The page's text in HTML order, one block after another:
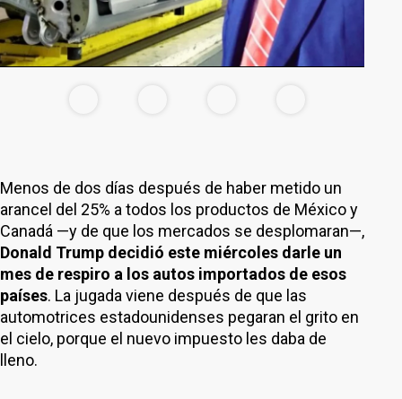
Menos de dos días después de haber metido un
arancel del 25% a todos los productos de México y
Canadá —y de que los mercados se desplomaran—,
Donald Trump decidió este miércoles darle un
mes de respiro a los autos importados de esos
países. La jugada viene después de que las
automotrices estadounidenses pegaran el grito en
el cielo, porque el nuevo impuesto les daba de
lleno.